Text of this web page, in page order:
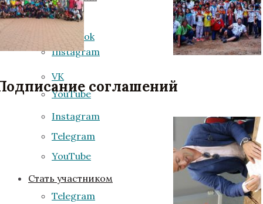
VK
Instagram
YouTube
Telegram
Стать участником
Facebook
VK
Instagram
YouTube
Telegram
соглашений